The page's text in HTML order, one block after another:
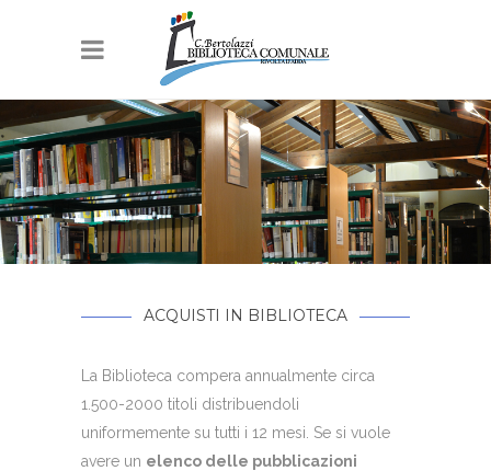
ACQUISTI IN BIBLIOTECA
La Biblioteca compera annualmente circa
1.500-2000 titoli distribuendoli
uniformemente su tutti i 12 mesi. Se si vuole
avere un elenco delle pubblicazioni